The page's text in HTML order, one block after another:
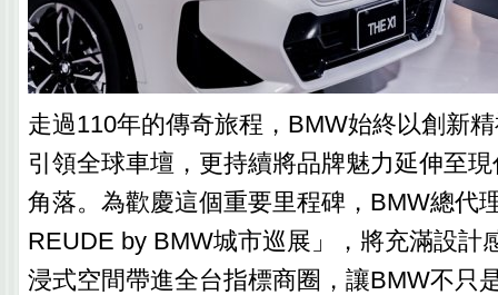
走過110年的傳奇旅程，BMW始終以創新
引領全球車壇，更持續將品牌魅力延伸至
角落。為歡慶這個重要里程碑，BMW總代
REUDE by BMW城市巡展」，將充滿設計
浸式空間帶進全台指標商圈，讓BMW不只